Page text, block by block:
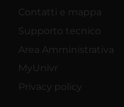
Contatti e mappa
Supporto tecnico
Area Amministrativa
MyUnivr
Privacy policy